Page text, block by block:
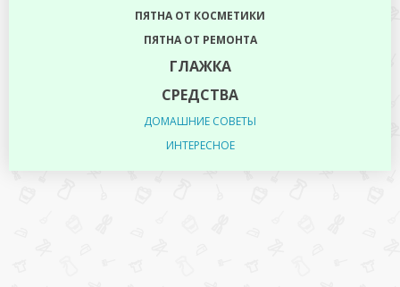
ПЯТНА ОТ КОСМЕТИКИ
ПЯТНА ОТ РЕМОНТА
ГЛАЖКА
СРЕДСТВА
ДОМАШНИЕ СОВЕТЫ
ИНТЕРЕСНОЕ